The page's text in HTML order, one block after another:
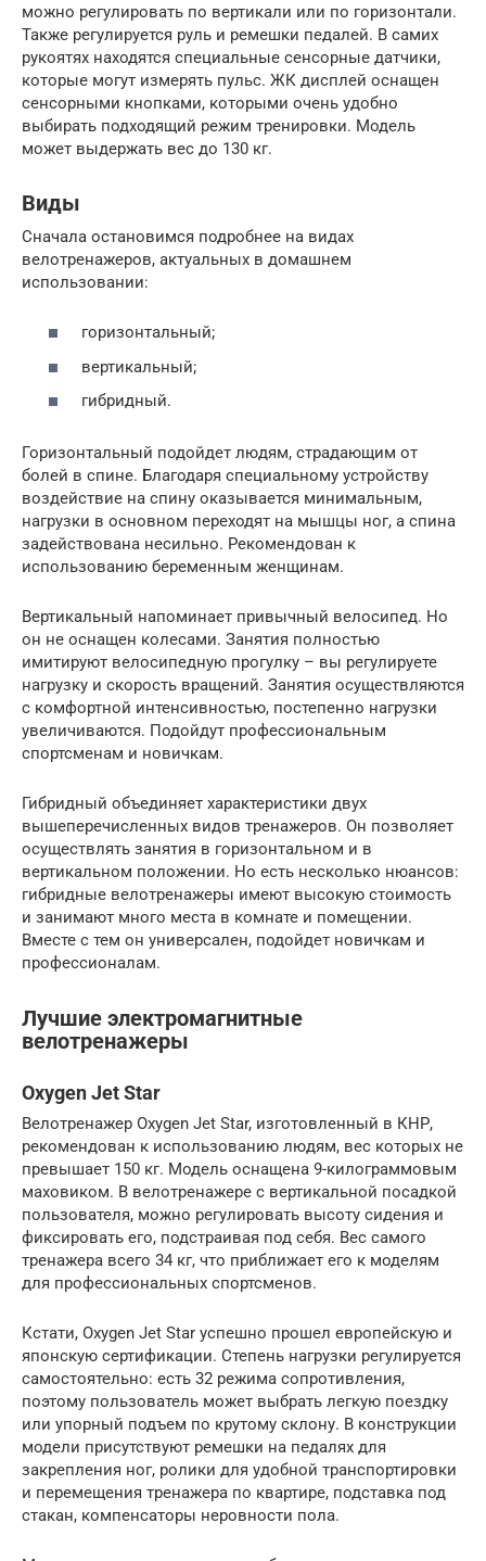
можно регулировать по вертикали или по горизонтали.
Также регулируется руль и ремешки педалей. В самих
рукоятях находятся специальные сенсорные датчики,
которые могут измерять пульс. ЖК дисплей оснащен
сенсорными кнопками, которыми очень удобно
выбирать подходящий режим тренировки. Модель
может выдержать вес до 130 кг.
Виды
Сначала остановимся подробнее на видах
велотренажеров, актуальных в домашнем
использовании:
горизонтальный;
вертикальный;
гибридный.
Горизонтальный подойдет людям, страдающим от
болей в спине. Благодаря специальному устройству
воздействие на спину оказывается минимальным,
нагрузки в основном переходят на мышцы ног, а спина
задействована несильно. Рекомендован к
использованию беременным женщинам.
Вертикальный напоминает привычный велосипед. Но
он не оснащен колесами. Занятия полностью
имитируют велосипедную прогулку – вы регулируете
нагрузку и скорость вращений. Занятия осуществляются
с комфортной интенсивностью, постепенно нагрузки
увеличиваются. Подойдут профессиональным
спортсменам и новичкам.
Гибридный объединяет характеристики двух
вышеперечисленных видов тренажеров. Он позволяет
осуществлять занятия в горизонтальном и в
вертикальном положении. Но есть несколько нюансов:
гибридные велотренажеры имеют высокую стоимость
и занимают много места в комнате и помещении.
Вместе с тем он универсален, подойдет новичкам и
профессионалам.
Лучшие электромагнитные
велотренажеры
Oxygen Jet Star
Велотренажер Oxygen Jet Star, изготовленный в КНР,
рекомендован к использованию людям, вес которых не
превышает 150 кг. Модель оснащена 9-килограммовым
маховиком. В велотренажере с вертикальной посадкой
пользователя, можно регулировать высоту сидения и
фиксировать его, подстраивая под себя. Вес самого
тренажера всего 34 кг, что приближает его к моделям
для профессиональных спортсменов.
Кстати, Oxygen Jet Star успешно прошел европейскую и
японскую сертификации. Степень нагрузки регулируется
самостоятельно: есть 32 режима сопротивления,
поэтому пользователь может выбрать легкую поездку
или упорный подъем по крутому склону. В конструкции
модели присутствуют ремешки на педалях для
закрепления ног, ролики для удобной транспортировки
и перемещения тренажера по квартире, подставка под
стакан, компенсаторы неровности пола.